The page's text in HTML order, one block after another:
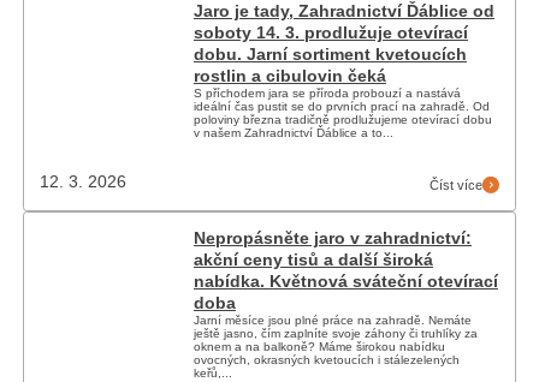
12. 3. 2026
Jaro je tady, Zahradnictví Ďáblice od
soboty 14. 3. prodlužuje otevírací
dobu. Jarní sortiment kvetoucích
rostlin a cibulovin čeká
S příchodem jara se příroda probouzí a nastává
ideální čas pustit se do prvních prací na zahradě. Od
poloviny března tradičně prodlužujeme otevírací dobu
v našem Zahradnictví Ďáblice a to...
Číst více
Nepropásněte jaro v zahradnictví:
akční ceny tisů a další široká
nabídka. Květnová sváteční otevírací
doba
Jarní měsíce jsou plné práce na zahradě. Nemáte
ještě jasno, čím zaplníte svoje záhony či truhlíky za
oknem a na balkoně? Máme širokou nabídku
ovocných, okrasných kvetoucích i stálezelených
keřů,...